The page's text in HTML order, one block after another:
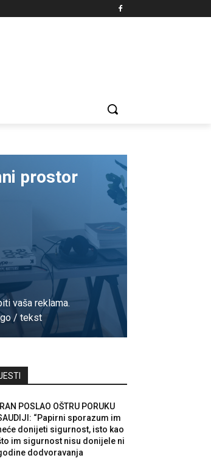
prostor
vaša reklama.
/ tekst
IRAN POSLAO OŠTRU PORUKU
“Papirni sporazum im
donijeti sigurnost, isto kao
im sigurnost nisu donijele ni
dodvoravanja